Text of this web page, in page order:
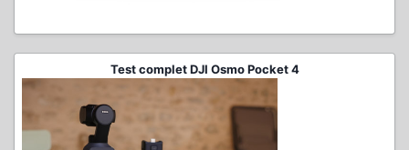
Test complet DJI Osmo Pocket 4